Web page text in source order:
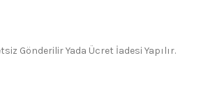
Gönderilir Yada Ücret İadesi Yapılır.